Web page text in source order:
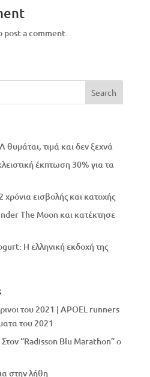
a comment.
τιμά και δεν ξεχνά
έκπτωση 30% για τα
εισβολής και κατοχής
The Moon και κατέκτησε
Η ελληνική εκδοχή της
του 2021 | APOEL runners
του 2021
Στον “Radisson Blu Marathon” ο
στην λήθη